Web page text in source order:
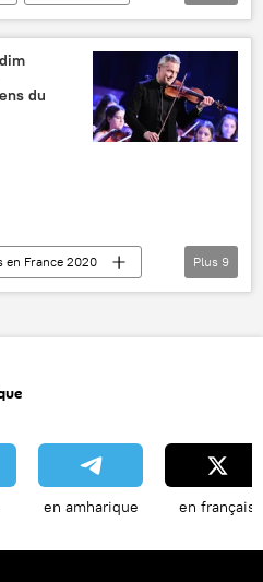
Transsibérien
du
en France 2020
Glazounov
Plus 9
en amharique en français